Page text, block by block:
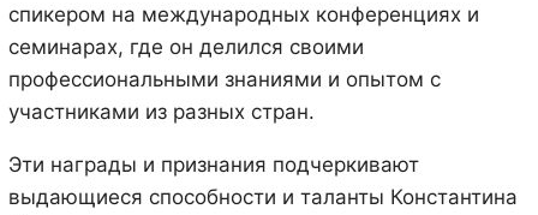
спикером на международных конференциях и
семинарах, где он делился своими
профессиональными знаниями и опытом с
участниками из разных стран.
Эти награды и признания подчеркивают
выдающиеся способности и таланты Константина